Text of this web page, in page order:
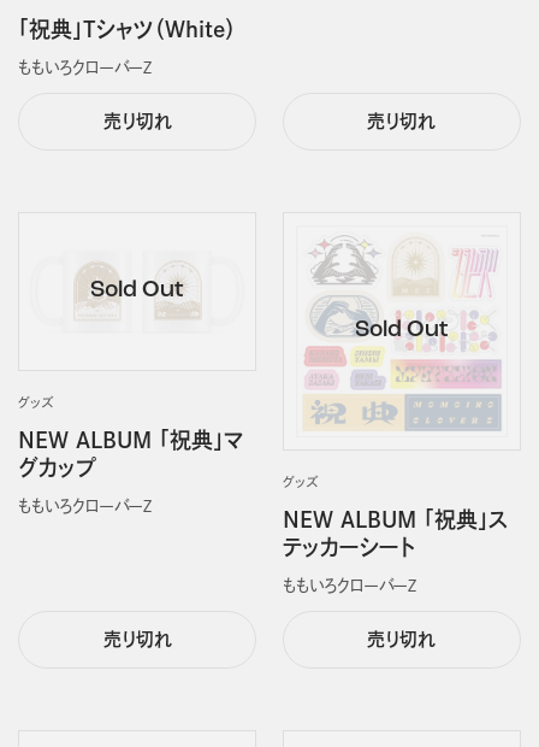
「祝典」Tシャツ（White）
ももいろクローバーＺ
売り切れ 売り切れ
グッズ
NEW ALBUM 「祝典」マ
グカップ
ももいろクローバーＺ
売り切れ
グッズ
NEW ALBUM 「祝典」ス
テッカーシート
ももいろクローバーＺ
売り切れ